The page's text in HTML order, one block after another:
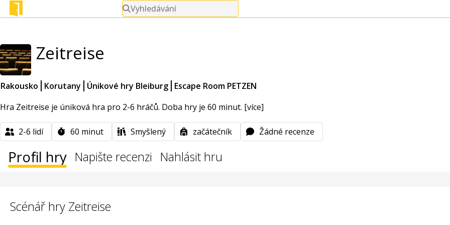
Vyhledávání
Zeitreise
Rakousko Korutany Únikové hry Bleiburg Escape Room PETZEN
Hra Zeitreise je úniková hra pro 2-6 hráčů. Doba hry je 60 minut. [více]
2-6 lidí 60 minut Smyšlený začátečník Žádné recenze
Profil hry Napište recenzi Nahlásit hru
Scénář hry Zeitreise